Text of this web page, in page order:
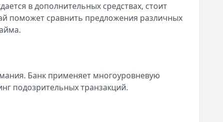
в дополнительных средствах, стоит
поможет сравнить предложения различных
Банк применяет многоуровневую
подозрительных транзакций.